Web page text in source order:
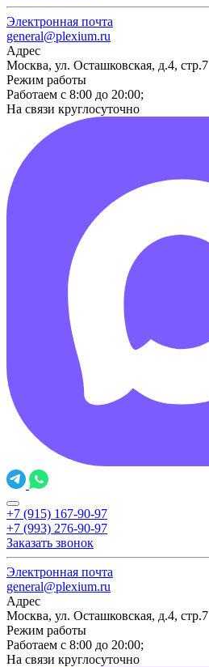
Электронная почта
general@plexium.ru
Адрес
Москва, ул. Осташковская, д.4, стр.7
Режим работы
Работаем с 8:00 до 20:00;
На связи круглосуточно
+7 (915) 167-90-97
+7 (993) 276-90-97
Заказать звонок
Электронная почта
general@plexium.ru
Адрес
Москва, ул. Осташковская, д.4, стр.7
Режим работы
Работаем с 8:00 до 20:00;
На связи круглосуточно